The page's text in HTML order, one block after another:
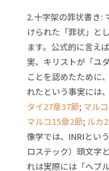
2.十字架の罪状書き:
けられた「罪状」と
ます。公式的に言え
実、キリストが「ユ
ことを認めたために
れたという事実には
タイ27章37節; マル
マルコ15章2節; ルカ
像学では、INRIとい
ロステック）頭文字
れは実際には「ヘブ